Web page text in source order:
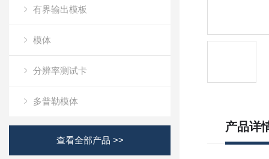
有界输出模板
模体
分辨率测试卡
多普勒模体
查看全部产品 >>
产品详